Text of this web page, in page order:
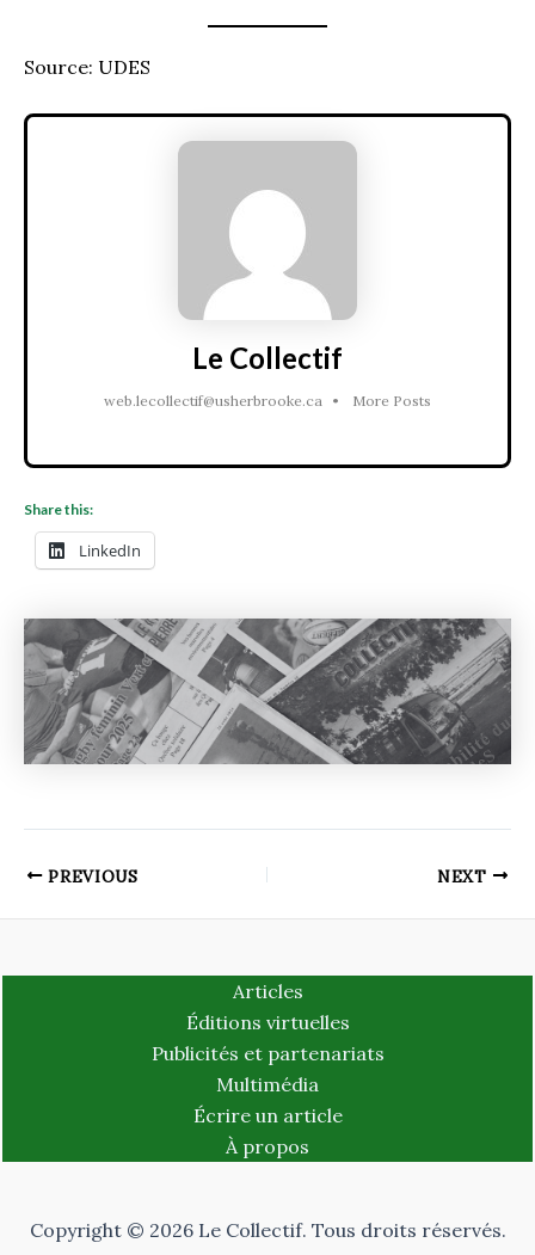
Source: UDES
Le Collectif
web.lecollectif@usherbrooke.ca • More Posts
Share this:
LinkedIn
PREVIOUS NEXT
Articles
Éditions virtuelles
Publicités et partenariats
Multimédia
Écrire un article
À propos
Copyright © 2026 Le Collectif. Tous droits réservés.